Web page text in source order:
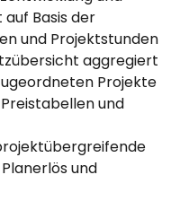
Basis der
und Projektstunden
aggregiert
Projekte
und
und